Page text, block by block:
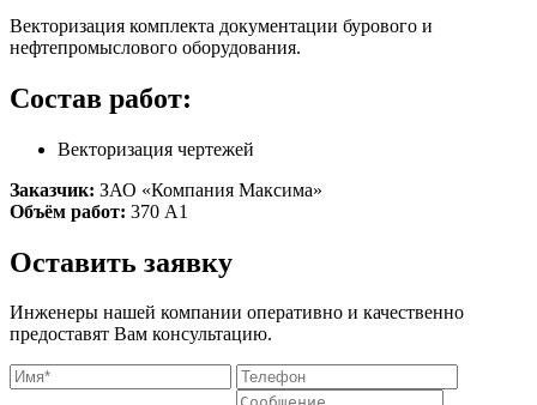
Векторизация комплекта документации бурового и
нефтепромыслового оборудования.
Состав работ:
Векторизация чертежей
Заказчик: ЗАО «Компания Максима»
Объём работ: 370 А1
Оставить заявку
Инженеры нашей компании оперативно и качественно
предоставят Вам консультацию.